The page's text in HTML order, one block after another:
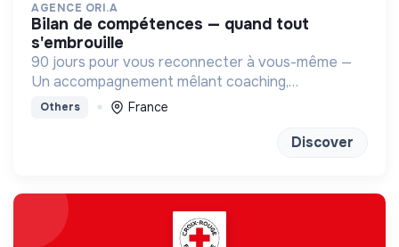
AGENCE ORI.A
bilan de compétences — quand tout
s'embrouille
90 jours pour vous reconnecter à vous-même —
Un accompagnement mêlant coaching,
sophrologie et outils introspectifs pour (re)trouver
Others France
Discover